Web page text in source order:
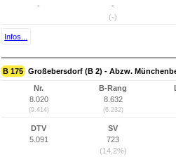
-
-
(-)
Infos...
B 175 Großebersdorf (B 2) - Abzw.
Nr.
8.020
(9.414)
B-Rang
8.632
(6.232)
DTV
5.091
SV
723
(14,2%)